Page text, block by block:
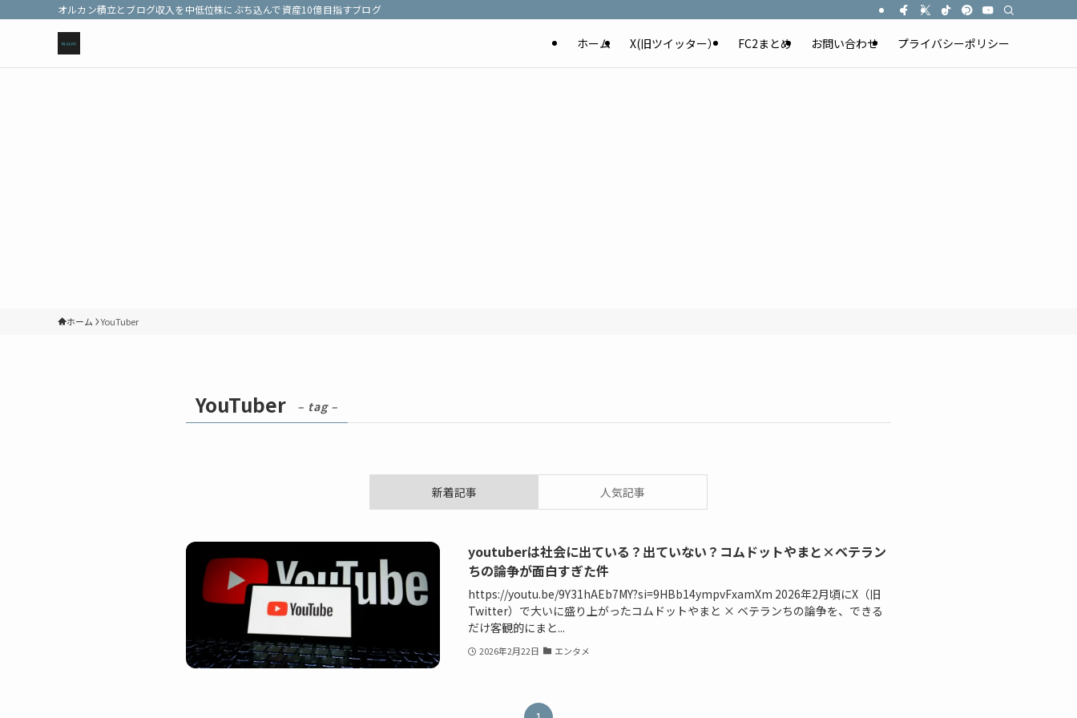
オルカン積立とブログ収入を中低位株にぶち込んで資産10億目指すブログ
ホーム X(旧ツイッター） FC2まとめ お問い合わせ プライバシーポリシー
ホーム YouTuber
YouTuber – tag –
新着記事 人気記事
youtuberは社会に出ている？出ていない？コムドットやまと×ベテラン
ちの論争が面白すぎた件
https://youtu.be/9Y31hAEb7MY?si=9HBb14ympvFxamXm 2026年2月頃にX（旧
Twitter）で大いに盛り上がったコムドットやまと × ベテランちの論争を、できる
だけ客観的にまと...
2026年2月22日 エンタメ